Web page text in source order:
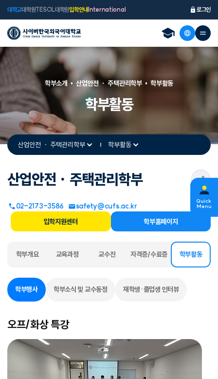
대학교대학원TESOL대학원입학안내 International 로그인
학부활동
학부소개 산업안전 ㆍ 주택관리학부 학부활동
산업안전 ㆍ 주택관리학부 학부활동
산업안전ㆍ주택관리학부
02-2173-3586
safety@cufs.ac.kr
입학지원센터
학부홈페이지
학부개요 교육과정 교수진 자격증/수료증 학부활동
선택됨
학부행사선택됨학부소식 및 교수동정 재학생·졸업생 인터뷰
오프/화상 특강
Quick
Menu